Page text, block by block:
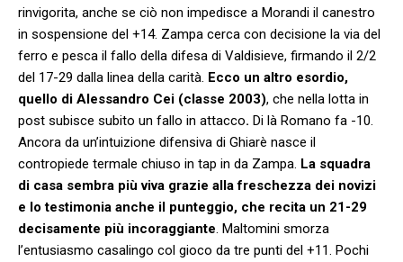
rinvigorita, anche se ciò non impedisce a Morandi il canestro
in sospensione del +14. Zampa cerca con decisione la via del
ferro e pesca il fallo della difesa di Valdisieve, firmando il 2/2
del 17-29 dalla linea della carità. Ecco un altro esordio,
quello di Alessandro Cei (classe 2003), che nella lotta in
post subisce subito un fallo in attacco. Di là Romano fa -10.
Ancora da un’intuizione difensiva di Ghiarè nasce il
contropiede termale chiuso in tap in da Zampa. La squadra
di casa sembra più viva grazie alla freschezza dei novizi
e lo testimonia anche il punteggio, che recita un 21-29
decisamente più incoraggiante. Maltomini smorza
l’entusiasmo casalingo col gioco da tre punti del +11. Pochi